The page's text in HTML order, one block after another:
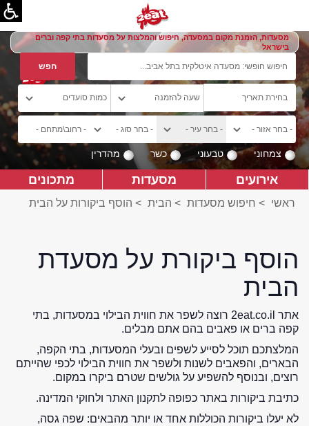
מסעדות, הזמנת מקום במסעדה, חיפוש והמלצות על מסעדות בתי קפה וברים
בישראל
צמחוני טבעוני כשר מהדרין
אירועים מסעדות מתכונים
ראשי > חיפוש מסעדות > הבית > הוסף ביקורות על הבית
הוסף ביקורת על מסעדת
הבית
אתר 2eat.co.il רוצה לשפר את חווית הבילוי במסעדות, בתי
קפה ברים או פאבים בהם אתם מבלים.
המלצתכם תוכל לסייע לשפים ובעלי המסעדות, בתי הקפה,
הבארים, והפאבים לשנות ולשפר את חווית הבילוי לכפי שהייתם
רוצים, ובנוסף להשפיע על גולשים שטרם ביקרו במקום.
כתיבת ביקורות באתר כפופה לתקנון האתר ולחוקי המדינה.
לא יעלו ביקורות הכוללות אחד או יותר מהבאים: שפה גסה,